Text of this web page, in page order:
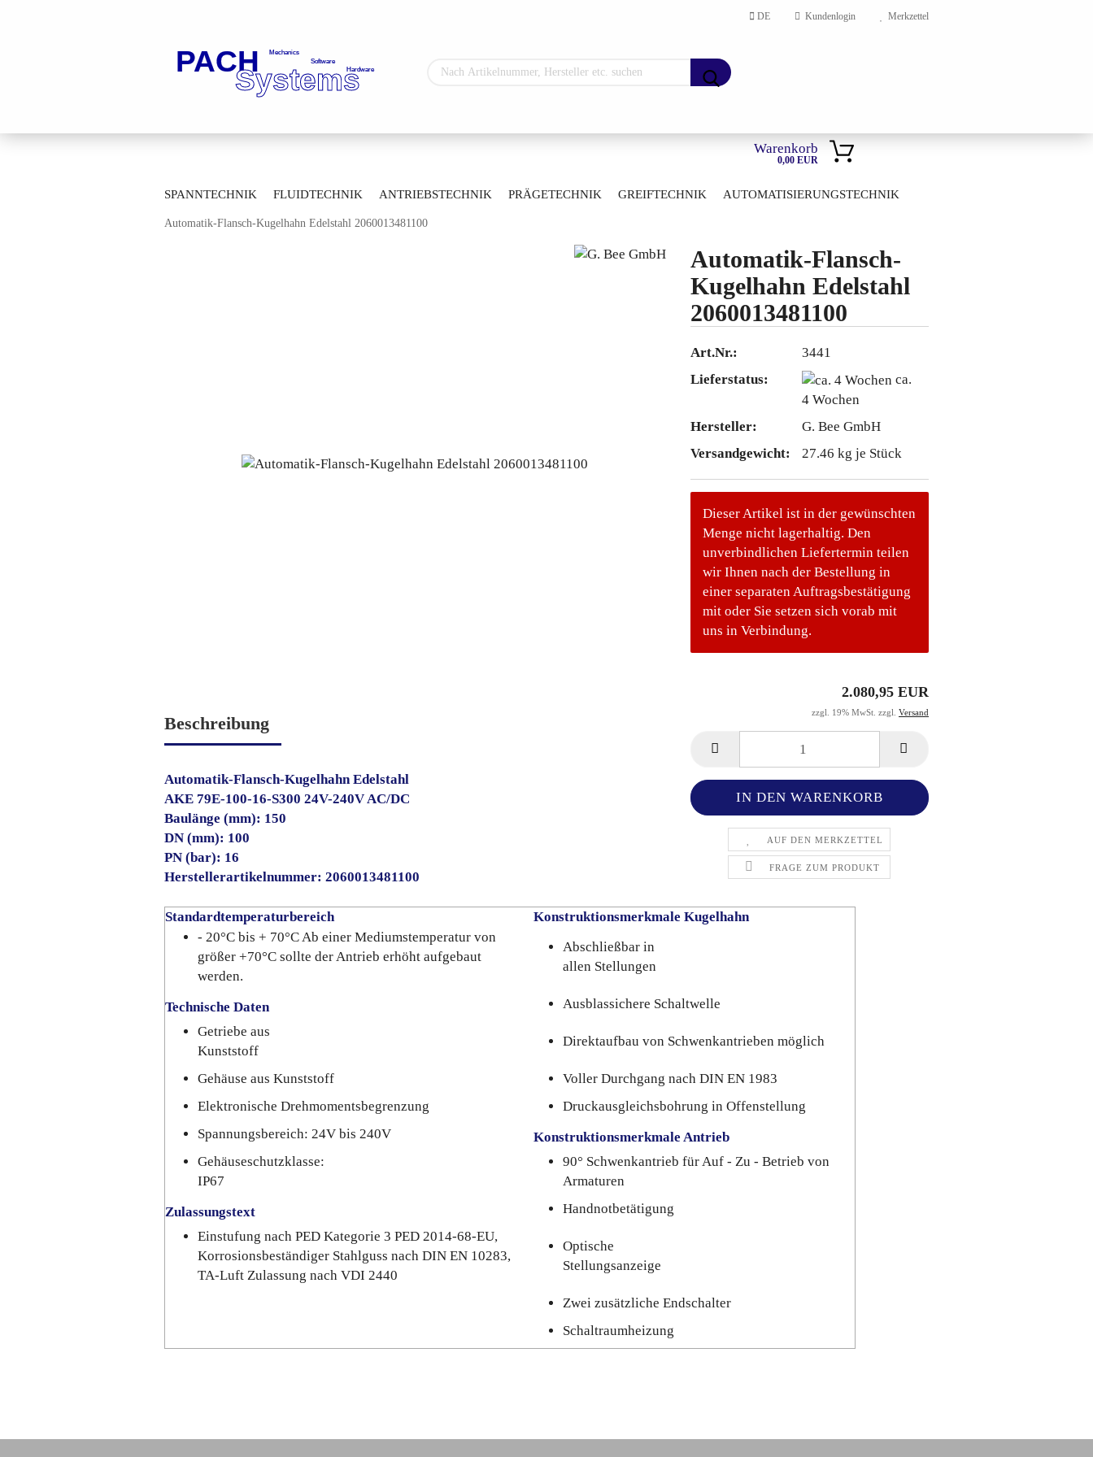
DE Kundenlogin
Passwort vergessen?
Merkzettel
Warenkorb
0,00 EUR
SPANNTECHNIK FLUIDTECHNIK ANTRIEBSTECHNIK PRÄGETECHNIK GREIFTECHNIK AUTOMATISIERUNGSTECHNIK
MESSTECHNIK LAGERTECHNIK ARTIKELÜBERSICHT
» »
Automatik-Flansch-Kugelhahn Edelstahl 2060013481100
Automatik-Flansch-
Kugelhahn Edelstahl
2060013481100
Art.Nr.:
3441
Lieferstatus:
ca.
4 Wochen
Hersteller:
G. Bee GmbH
Versandgewicht:
27.46 kg je Stück
Dieser Artikel ist in der gewünschten
Menge nicht lagerhaltig. Den
unverbindlichen Liefertermin teilen
wir Ihnen nach der Bestellung in
einer separaten Auftragsbestätigung
mit oder Sie setzen sich vorab mit
uns in Verbindung.
2.080,95 EUR
zzgl. 19% MwSt. zzgl. Versand
AUF DEN MERKZETTEL
FRAGE ZUM PRODUKT
Beschreibung
Automatik-Flansch-Kugelhahn Edelstahl
AKE 79E-100-16-S300 24V-240V AC/DC
Baulänge (mm): 150
DN (mm): 100
PN (bar): 16
Herstellerartikelnummer: 2060013481100
Standardtemperaturbereich
Konstruktionsmerkmale Kugelhahn
- 20°C bis + 70°C Ab einer Mediumstemperatur von
größer +70°C sollte der Antrieb erhöht aufgebaut
werden.
Abschließbar in
allen Stellungen
Technische Daten
Ausblassichere Schaltwelle
Getriebe aus
Kunststoff
Direktaufbau von Schwenkantrieben möglich
Gehäuse aus Kunststoff
Voller Durchgang nach DIN EN 1983
Elektronische Drehmomentsbegrenzung
Druckausgleichsbohrung in Offenstellung
Spannungsbereich: 24V bis 240V
Konstruktionsmerkmale Antrieb
Gehäuseschutzklasse:
IP67
90° Schwenkantrieb für Auf - Zu - Betrieb von
Armaturen
Zulassungstext
Handnotbetätigung
Einstufung nach PED Kategorie 3 PED 2014-68-EU,
Korrosionsbeständiger Stahlguss nach DIN EN 10283,
TA-Luft Zulassung nach VDI 2440
Optische
Stellungsanzeige
Zwei zusätzliche Endschalter
Schaltraumheizung